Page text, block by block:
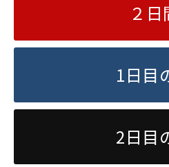
２日
1日目
2日目